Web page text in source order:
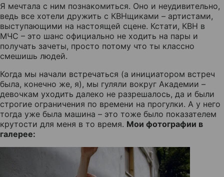
Я мечтала с ним познакомиться. Оно и неудивительно,
ведь все хотели дружить с КВНщиками – артистами,
выступающими на настоящей сцене. Кстати, КВН в
МЧС – это шанс официально не ходить на пары и
получать зачеты, просто потому что ты классно
смешишь людей.
Когда мы начали встречаться (а инициатором встреч
была, конечно же, я), мы гуляли вокруг Академии –
девочкам уходить далеко не разрешалось, да и были
строгие ограничения по времени на прогулки. А у него
тогда уже была машина – это тоже было показателем
крутости для меня в то время. Мои фотографии в
галерее: